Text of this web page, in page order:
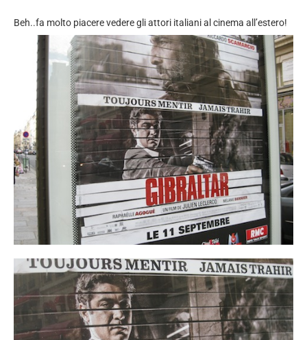
Beh..fa molto piacere vedere gli attori italiani al cinema all’estero!